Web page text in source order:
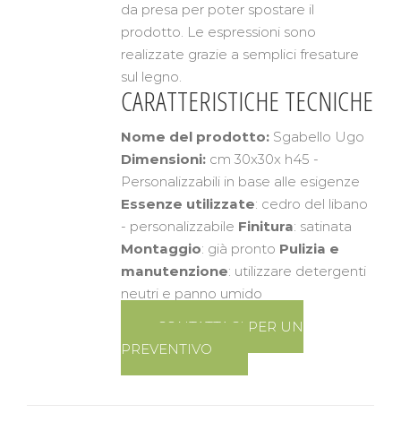
da presa per poter spostare il
prodotto. Le espressioni sono
realizzate grazie a semplici fresature
sul legno.
CARATTERISTICHE TECNICHE
Nome del prodotto:Sgabello Ugo
Dimensioni:cm 30x30x h45 -
Personalizzabili in base alle esigenze
Essenze utilizzate: cedro del libano
- personalizzabile Finitura: satinata
Montaggio: già pronto Pulizia e
manutenzione: utilizzare detergenti
neutri e panno umido
CONTATTACI PER UN
PREVENTIVO